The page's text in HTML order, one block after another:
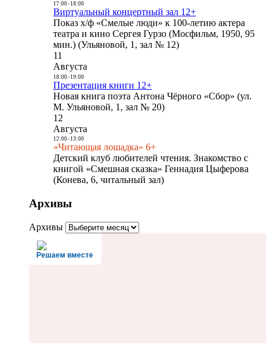
17:00- 18:00
Виртуальный концертный зал 12+
Показ х/ф «Смелые люди» к 100-летию актера
театра и кино Сергея Гурзо (Мосфильм, 1950, 95
мин.) (Ульяновой, 1, зал № 12)
11
Августа
18:00- 19:00
Презентация книги 12+
Новая книга поэта Антона Чёрного «Сбор» (ул.
М. Ульяновой, 1, зал № 20)
12
Августа
12:00- 13:00
«Читающая лошадка» 6+
Детский клуб любителей чтения. Знакомство с
книгой «Смешная сказка» Геннадия Цыферова
(Конева, 6, читальный зал)
Архивы
Архивы
Решаем вместе